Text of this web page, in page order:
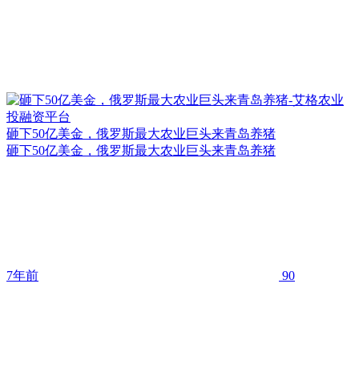
砸下50亿美金，俄罗斯最大农业巨头来青岛养猪
砸下50亿美金，俄罗斯最大农业巨头来青岛养猪
7年前 90